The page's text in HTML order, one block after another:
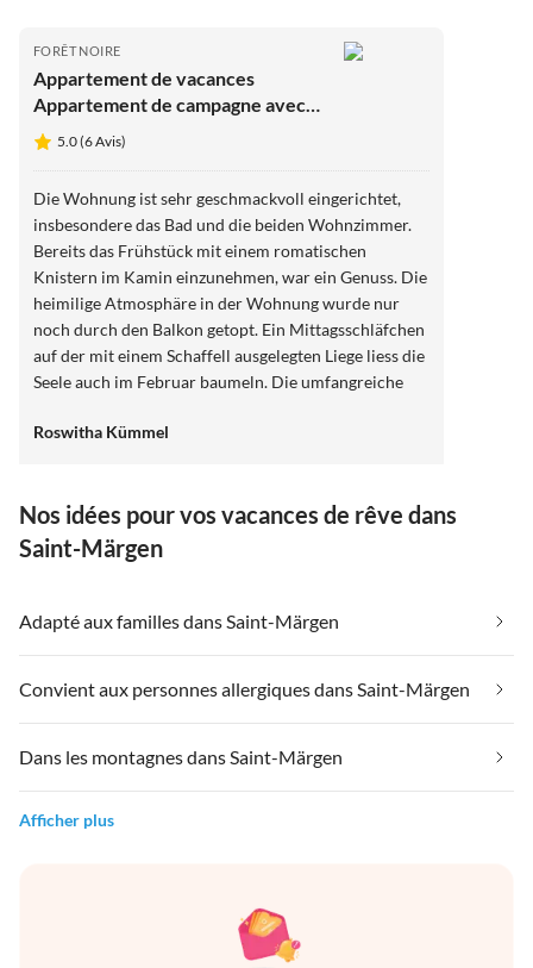
FORÊT NOIRE
Appartement de vacances
Appartement de campagne avec
vue sur le Feldberg
5.0 (6 Avis)
Die Wohnung ist sehr geschmackvoll eingerichtet,
insbesondere das Bad und die beiden Wohnzimmer.
Bereits das Frühstück mit einem romatischen
Knistern im Kamin einzunehmen, war ein Genuss. Die
heimilige Atmosphäre in der Wohnung wurde nur
noch durch den Balkon getopt. Ein Mittagsschläfchen
auf der mit einem Schaffell ausgelegten Liege liess die
Seele auch im Februar baumeln. Die umfangreiche
Herr Andergassen ist ein toller Gastgeber, der sein
umfangreiches Infomaterial über alle erdenklichen
Freizeitaktivitäten in und um St. Märgen erstellt. Wir
haben uns sehr wohl gefühlt und werden sicherlich
verbringen!
Roswitha Kümmel
Nos idées pour vos vacances de rêve dans
Saint-Märgen
Adapté aux familles dans Saint-Märgen
Convient aux personnes allergiques dans Saint-Märgen
Dans les montagnes dans Saint-Märgen
Afficher plus